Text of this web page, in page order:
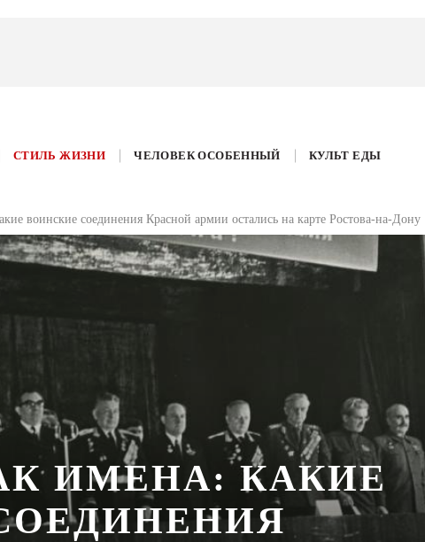
СТИЛЬ ЖИЗНИ ЧЕЛОВЕК ОСОБЕННЫЙ КУЛЬТ ЕДЫ
воинские соединения Красной армии остались на карте Ростова-на-Дону
ИМЕНА: КАКИЕ